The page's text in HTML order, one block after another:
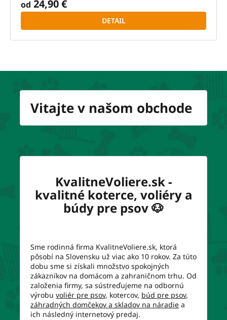
od 24,90 €
DETAIL
Vitajte v našom obchode
KvalitneVoliere.sk -
kvalitné koterce, voliéry a
búdy pre psov 🐶
Sme rodinná firma KvalitneVoliere.sk, ktorá
pôsobí na Slovensku už viac ako 10 rokov. Za túto
dobu sme si získali množstvo spokojných
zákazníkov na domácom a zahraničnom trhu. Od
založenia firmy, sa sústreďujeme na odbornú
výrobu voliér pre psov, kotercov, búd pre psov,
záhradných domčekov a skladov na náradie a
ich následný internetový predaj.